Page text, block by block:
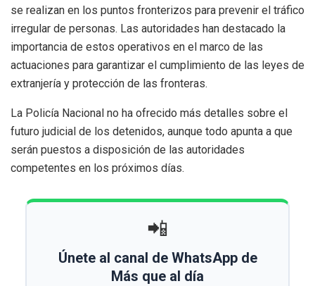
se realizan en los puntos fronterizos para prevenir el tráfico
irregular de personas. Las autoridades han destacado la
importancia de estos operativos en el marco de las
actuaciones para garantizar el cumplimiento de las leyes de
extranjería y protección de las fronteras.
La Policía Nacional no ha ofrecido más detalles sobre el
futuro judicial de los detenidos, aunque todo apunta a que
serán puestos a disposición de las autoridades
competentes en los próximos días.
📲
Únete al canal de WhatsApp de
Más que al día